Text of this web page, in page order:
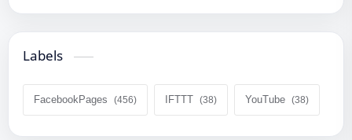
Labels
FacebookPages IFTTT YouTube